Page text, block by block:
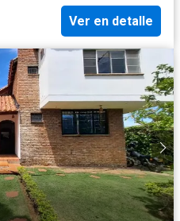
Ver en detalle